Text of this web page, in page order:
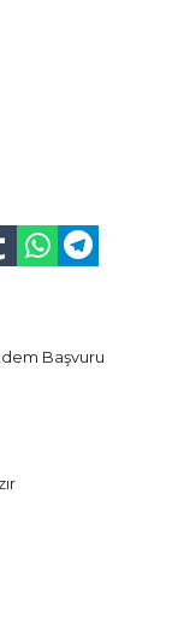
Başvuru